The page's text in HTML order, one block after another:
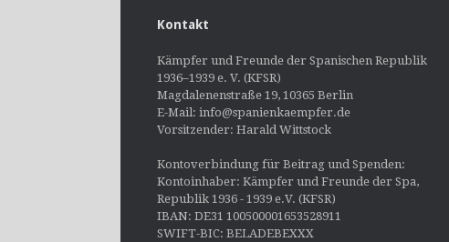
Kontakt
Kämpfer und Freunde der Spanischen Republik
1936–1939 e. V. (KFSR)
Magdalenenstraße 19, 10365 Berlin
E-Mail: info@spanienkaempfer.de
Vorsitzender: Harald Wittstock
Kontoverbindung für Beitrag und Spenden:
Kontoinhaber: Kämpfer und Freunde der Spa,
Republik 1936 - 1939 e.V. (KFSR)
IBAN: DE31 100500001653528911
SWIFT-BIC: BELADEBEXXX